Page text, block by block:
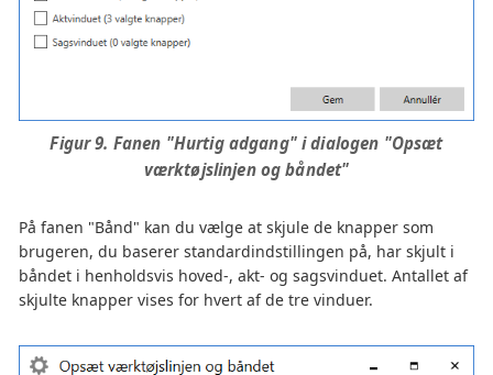
Figur 9. Fanen "Hurtig adgang" i dialogen "Opsæt
værktøjslinjen og båndet"
På fanen "Bånd" kan du vælge at skjule de knapper som
brugeren, du baserer standardindstillingen på, har skjult i
båndet i henholdsvis hoved-, akt- og sagsvinduet. Antallet af
skjulte knapper vises for hvert af de tre vinduer.